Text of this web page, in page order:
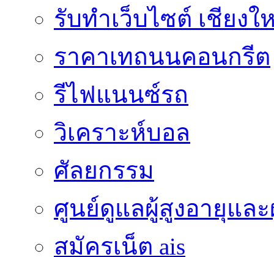
รับทำเว็บไซต์ เชียงใ
ราคาเทถนนคอนกรีต
รีไฟแนนซ์รถ
วิเคราะห์บอล
ศัลยกรรม
ศูนย์ดูแลผู้สูงอายุแล
สมัครเน็ต ais